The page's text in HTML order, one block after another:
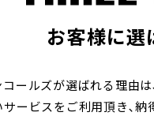
お客様に選
コールズが選ばれる理由は
ービスをご利用頂き､納